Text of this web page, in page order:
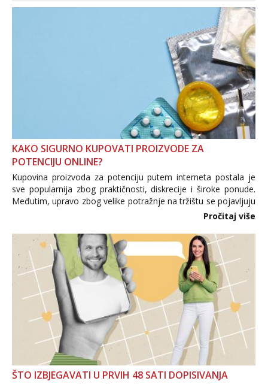
KAKO SIGURNO KUPOVATI PROIZVODE ZA
POTENCIJU ONLINE?
Kupovina proizvoda za potenciju putem interneta postala je
sve popularnija zbog praktičnosti, diskrecije i široke ponude.
Međutim, upravo zbog velike potražnje na tržištu se pojavljuju
i brojni krivotvoreni proizvodi, nepouzdane internetske
Pročitaj više
ŠTO IZBJEGAVATI U PRVIH 48 SATI DOPISIVANJA